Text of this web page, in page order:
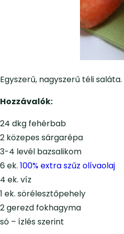
Egyszerű, nagyszerű téli
Hozzávalók:
24 dkg fehérbab
2 közepes sárgarépa
3-4 levél bazsalikom
6 ek. 100% extra szűz olívaolaj
4 ek. víz
1 ek. sörélesztőpehely
2 gerezd fokhagyma
só – ízlés szerint